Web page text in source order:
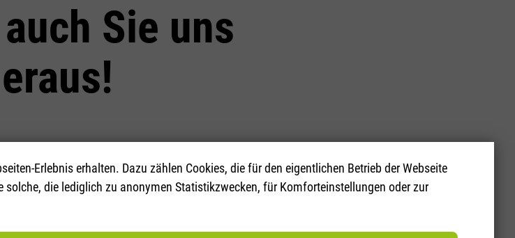
Sie uns
Expertise zu Ihrem Vorteil.
Erlebnis erhalten. Dazu zählen Cookies, die für den eigentlichen Betrieb der Webseite
die lediglich zu anonymen Statistikzwecken, für Komforteinstellungen oder zur